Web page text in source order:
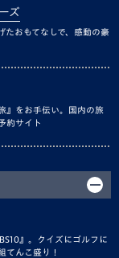
ズ
たおもてなしで、感動の豪
』をお手伝い。国内の旅
約サイト
』。クイズにゴルフに
てんこ盛り！